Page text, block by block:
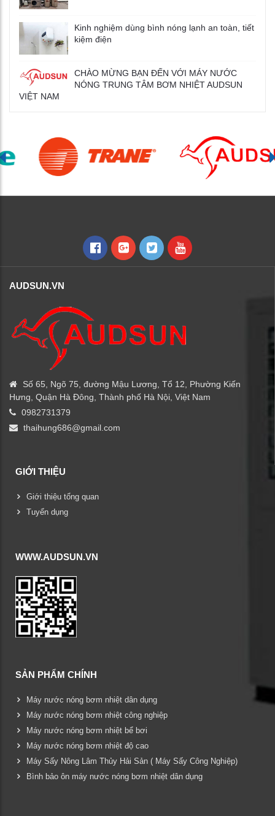
Kinh nghiệm dùng bình nóng lạnh an toàn, tiết
kiệm điện
CHÀO MỪNG BẠN ĐẾN VỚI MÁY NƯỚC
NÓNG TRUNG TÂM BƠM NHIỆT AUDSUN
VIỆT NAM
AUDSUN.VN
Số 65, Ngõ 75, đường Mậu Lương, Tổ 12, Phường Kiến
Hưng, Quận Hà Đông, Thành phố Hà Nội, Việt Nam
0982731379
thaihung686@gmail.com
GIỚI THIỆU
Giới thiệu tổng quan
Tuyển dụng
WWW.AUDSUN.VN
SẢN PHẨM CHÍNH
Máy nước nóng bơm nhiệt dân dụng
Máy nước nóng bơm nhiệt công nghiệp
Máy nước nóng bơm nhiệt bể bơi
Máy nước nóng bơm nhiệt độ cao
Máy Sấy Nông Lâm Thủy Hải Sản ( Máy Sấy Công Nghiệp)
Bình bảo ôn máy nước nóng bơm nhiệt dân dụng